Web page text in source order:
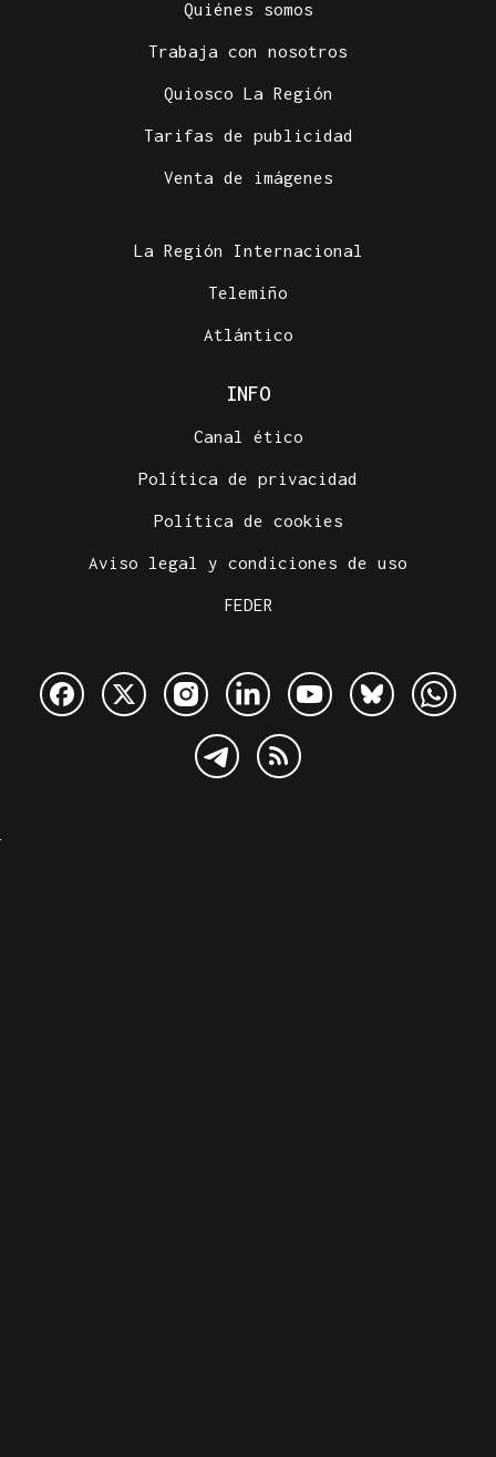
Quiénes somos
Trabaja con nosotros
Quiosco La Región
Tarifas de publicidad
Venta de imágenes
La Región Internacional
Telemiño
Atlántico
INFO
Canal ético
Política de privacidad
Política de cookies
Aviso legal y condiciones de uso
FEDER